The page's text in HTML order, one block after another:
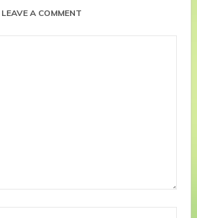
LEAVE A COMMENT